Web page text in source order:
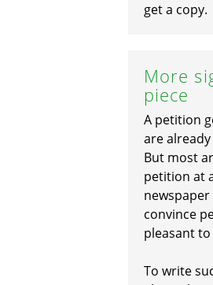
get a copy.
More
piece
A petition
are
But most
petition at
convince
pleasant
To write